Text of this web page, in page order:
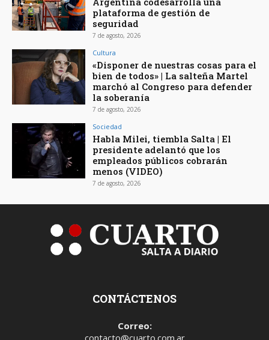
plataforma de gestión de
seguridad
7 de agosto, 2026
Cultura
«Disponer de nuestras cosas para el
bien de todos» | La salteña Martel
marchó al Congreso para defender
la soberanía
7 de agosto, 2026
Sociedad
Habla Milei, tiembla Salta | El
presidente adelantó que los
empleados públicos cobrarán
menos (VIDEO)
7 de agosto, 2026
CONTÁCTENOS
Correo:
contacto@cuarto.com.ar